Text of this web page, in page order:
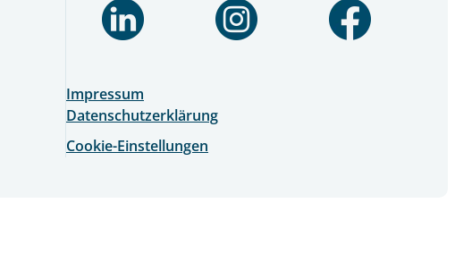
Impressum
Datenschutzerklärung
Cookie-Einstellungen